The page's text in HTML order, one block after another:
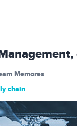
Memores
chain